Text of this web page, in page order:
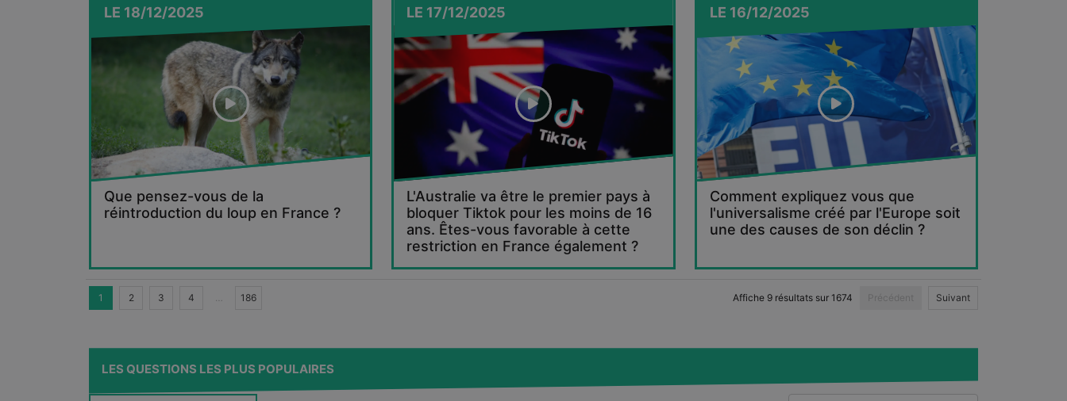
LE 18/12/2025
Que pensez-vous de la
réintroduction du loup en France ?
LE 17/12/2025
L'Australie va être le premier pays à
bloquer Tiktok pour les moins de 16
ans. Êtes-vous favorable à cette
restriction en France également ?
LE 16/12/2025
Comment expliquez vous que
l'universalisme créé par l'Europe soit
une des causes de son déclin ?
Précédent Suivant
Affiche 9 résultats sur 1674
1 2 3 4 … 186
LES QUESTIONS LES PLUS POPULAIRES